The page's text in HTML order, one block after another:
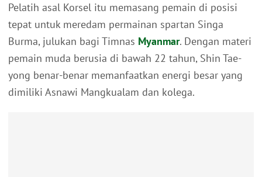
Pelatih asal Korsel itu memasang pemain di posisi
tepat untuk meredam permainan spartan Singa
Burma, julukan bagi Timnas Myanmar. Dengan materi
pemain muda berusia di bawah 22 tahun, Shin Tae-
yong benar-benar memanfaatkan energi besar yang
dimiliki Asnawi Mangkualam dan kolega.